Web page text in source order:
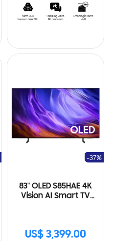
83" OLED S85HAE 4K
Vision AI Smart TV
US$ 3,399.00
-37%